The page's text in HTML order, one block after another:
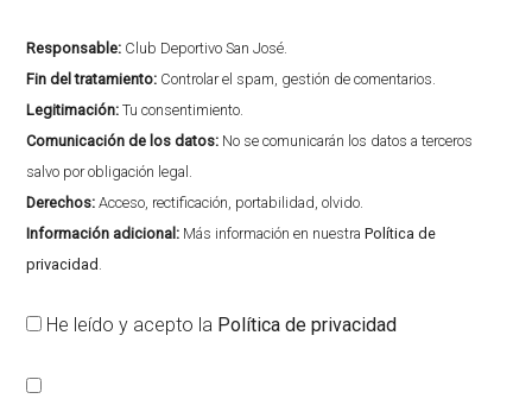
Responsable: Club Deportivo San José.
Fin del tratamiento: Controlar el spam, gestión de comentarios.
Legitimación: Tu consentimiento.
Comunicación de los datos: No se comunicarán los datos a terceros
salvo por obligación legal.
Derechos: Acceso, rectificación, portabilidad, olvido.
Información adicional: Más información en nuestraPolítica de
privacidad .
He leído y acepto la Política de privacidad